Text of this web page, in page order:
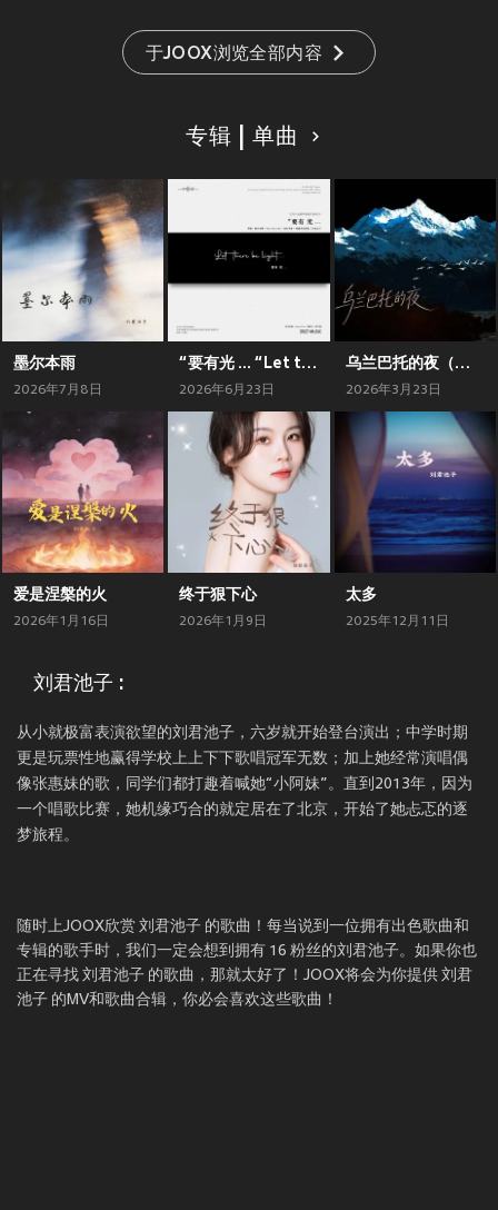
于JOOX浏览全部内容
专辑 | 单曲
墨尔本雨
2026年7月8日
“要有光 ... “Let there be light ...
2026年6月23日
乌兰巴托的夜（空灵女版）
2026年3月23日
爱是涅槃的火
2026年1月16日
终于狠下心
2026年1月9日
太多
2025年12月11日
刘君池子 :
从小就极富表演欲望的刘君池子，六岁就开始登台演出；中学时期
更是玩票性地赢得学校上上下下歌唱冠军无数；加上她经常演唱偶
像张惠妹的歌，同学们都打趣着喊她“小阿妹”。直到2013年，因为
一个唱歌比赛，她机缘巧合的就定居在了北京，开始了她忐忑的逐
梦旅程。
随时上JOOX欣赏 刘君池子 的歌曲！每当说到一位拥有出色歌曲和
专辑的歌手时，我们一定会想到拥有 16 粉丝的刘君池子。如果你也
正在寻找 刘君池子 的歌曲，那就太好了！JOOX将会为你提供 刘君
池子 的MV和歌曲合辑，你必会喜欢这些歌曲！